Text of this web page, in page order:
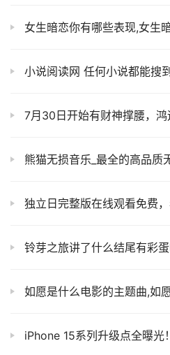
女生暗恋你有哪些表现,女生
小说阅读网 任何小说都能搜
7月30日开始有财神撑腰，鸿
熊猫无损音乐_最全的高品质无损音乐网
独立日完整版在线观看免费
铃芽之旅讲了什么结尾有彩蛋吗铃芽之
如愿是什么电影的主题曲,如
iPhone 15系列升级点全曝光